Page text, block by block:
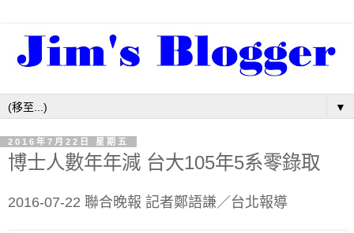
▼
2016年7月22日 星期五
博士人數年年減 台大105年5系零錄取
2016-07-22 聯合晚報 記者鄭語謙／台北報導